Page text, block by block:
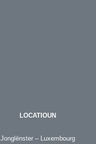
LOCATIOUN
Jonglënster – Luxembourg